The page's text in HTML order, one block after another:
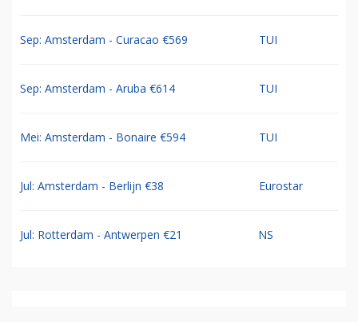
Sep: Amsterdam - Curacao €569 TUI
Sep: Amsterdam - Aruba €614 TUI
Mei: Amsterdam - Bonaire €594 TUI
Jul: Amsterdam - Berlijn €38 Eurostar
Jul: Rotterdam - Antwerpen €21 NS